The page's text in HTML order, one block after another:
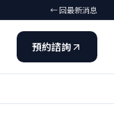
← 回最新消息
預約諮詢